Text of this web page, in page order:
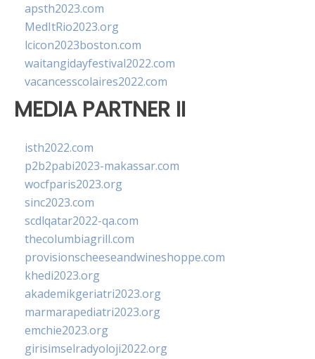
apsth2023.com
MedItRio2023.org
lcicon2023boston.com
waitangidayfestival2022.com
vacancesscolaires2022.com
MEDIA PARTNER II
isth2022.com
p2b2pabi2023-makassar.com
wocfparis2023.org
sinc2023.com
scdlqatar2022-qa.com
thecolumbiagrill.com
provisionscheeseandwineshoppe.com
khedi2023.org
akademikgeriatri2023.org
marmarapediatri2023.org
emchie2023.org
girisimselradyoloji2022.org